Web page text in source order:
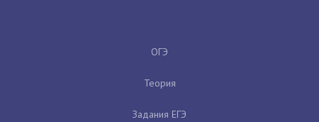
ОГЭ
Теория
Задания ЕГЭ